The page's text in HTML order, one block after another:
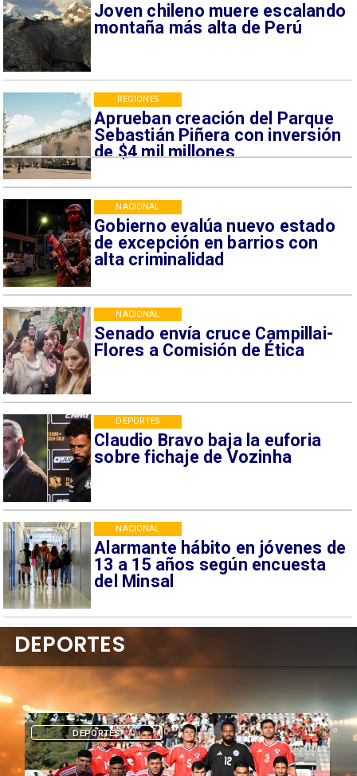
Joven chileno muere escalando
montaña más alta de Perú
Aprueban creación del Parque
Sebastián Piñera con inversión
de $4 mil millones
REGIONES
Gobierno evalúa nuevo estado
de excepción en barrios con
alta criminalidad
NACIONAL
Senado envía cruce Campillai-
Flores a Comisión de Ética
NACIONAL
Claudio Bravo baja la euforia
sobre fichaje de Vozinha
DEPORTES
Alarmante hábito en jóvenes de
13 a 15 años según encuesta
del Minsal
NACIONAL
DEPORTES
DEPORTES